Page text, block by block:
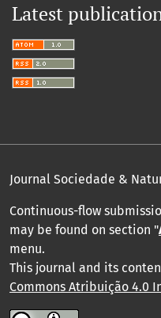
Latest
Journal Sociedade &
Continuous-flow
may be found on section "
menu.
This journal and its
Commons Atribuição 4.0